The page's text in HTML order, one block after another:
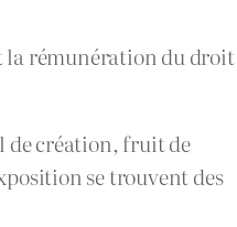
rémunération du
de création, fruit de
se trouvent des